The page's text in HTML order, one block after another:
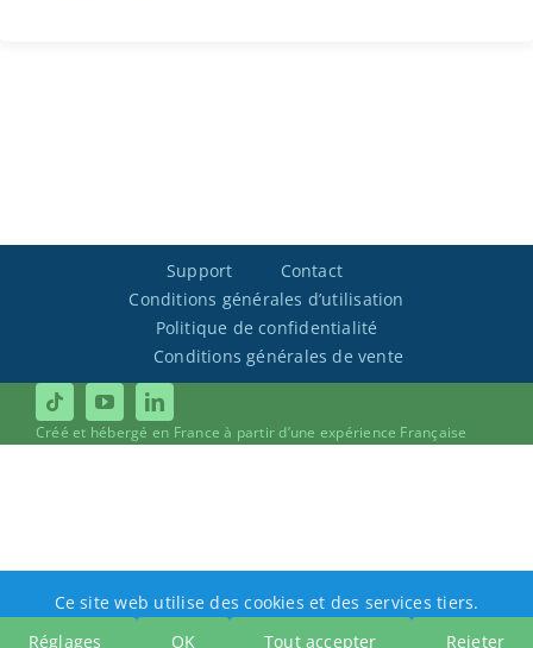
Support
Contact
Conditions générales d’utilisation
Politique de confidentialité
Conditions générales de vente
Créé et hébergé en France à partir d’une expérience Française
Ce site web utilise des cookies et des services tiers.
Réglages
OK Tout accepter Rejeter